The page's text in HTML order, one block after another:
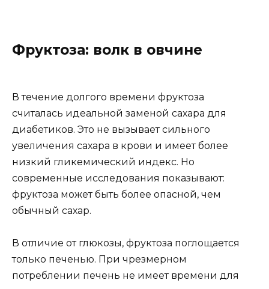
Фруктоза: волк в овчине
В течение долгого времени фруктоза
считалась идеальной заменой сахара для
диабетиков. Это не вызывает сильного
увеличения сахара в крови и имеет более
низкий гликемический индекс. Но
современные исследования показывают:
фруктоза может быть более опасной, чем
обычный сахар.
В отличие от глюкозы, фруктоза поглощается
только печенью. При чрезмерном
потреблении печень не имеет времени для